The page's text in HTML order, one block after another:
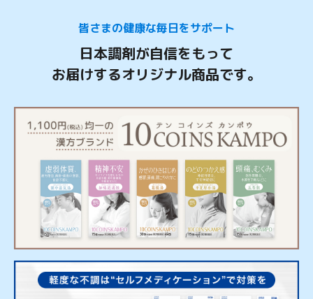
皆さまの健康な毎日をサポート
日本調剤が自信をもって
お届けするオリジナル商品です。